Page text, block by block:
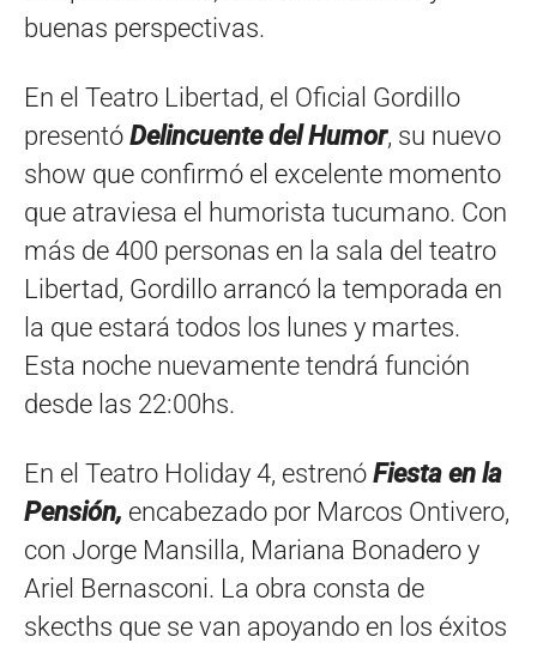
buenas perspectivas.
En el Teatro Libertad, el Oficial Gordillo
presentó Delincuente del Humor, su nuevo
show que confirmó el excelente momento
que atraviesa el humorista tucumano. Con
más de 400 personas en la sala del teatro
Libertad, Gordillo arrancó la temporada en
la que estará todos los lunes y martes.
Esta noche nuevamente tendrá función
desde las 22:00hs.
En el Teatro Holiday 4, estrenó Fiesta en la
Pensión, encabezado por Marcos Ontivero,
con Jorge Mansilla, Mariana Bonadero y
Ariel Bernasconi. La obra consta de
skecths que se van apoyando en los éxitos